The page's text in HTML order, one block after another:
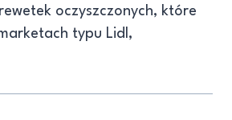
oczyszczonych, które
typu Lidl,